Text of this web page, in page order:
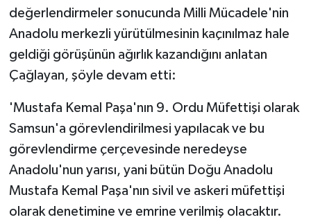
değerlendirmeler sonucunda Milli Mücadele'nin
Anadolu merkezli yürütülmesinin kaçınılmaz hale
geldiği görüşünün ağırlık kazandığını anlatan
Çağlayan, şöyle devam etti:
'Mustafa Kemal Paşa'nın 9. Ordu Müfettişi olarak
Samsun'a görevlendirilmesi yapılacak ve bu
görevlendirme çerçevesinde neredeyse
Anadolu'nun yarısı, yani bütün Doğu Anadolu
Mustafa Kemal Paşa'nın sivil ve askeri müfettişi
olarak denetimine ve emrine verilmiş olacaktır.